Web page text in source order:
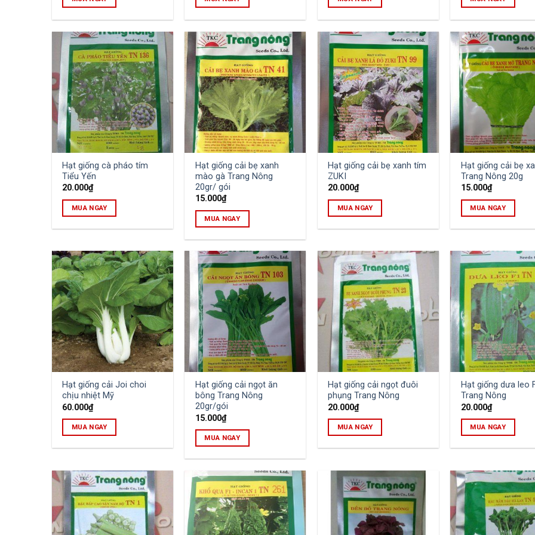
Hạt giống cà pháo tím
Tiểu Yến
20.000₫
MUA NGAY
Hạt giống cải bẹ xanh
mào gà Trang Nông
20gr/ gói
15.000₫
MUA NGAY
Hạt giống cải bẹ xanh tím
ZUKI
20.000₫
MUA NGAY
Hạt giống cải bẹ
Trang Nông 20g
15.000₫
MUA NGAY
Hạt giống cải Joi choi
chịu nhiệt Mỹ
60.000₫
MUA NGAY
Hạt giống cải ngọt ăn
bông Trang Nông
20gr/gói
15.000₫
MUA NGAY
Hạt giống cải ngọt đuôi
phụng Trang Nông
20.000₫
MUA NGAY
Hạt giống dưa leo
Trang Nông
20.000₫
MUA NGAY